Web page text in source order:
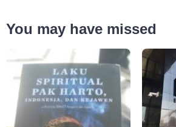
You may have missed